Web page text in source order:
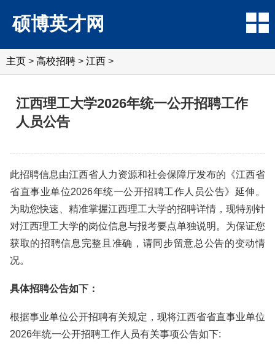
硕博英才网
主页 > 高校招聘 > 江西 >
江西理工大学2026年统一公开招聘工作
人员公告
此招聘信息由江西省人力资源和社会保障厅发布的《江西省
省直事业单位2026年统一公开招聘工作人员公告》延伸。
为助您快速、精准掌握江西理工大学的招聘详情，现特别针
对江西理工大学的岗位信息与报考要点单独说明。为保证您
获取的招聘信息完整且准确，请同步留意总公告的变动情
况。
具体招聘公告如下：
根据事业单位公开招聘有关规定，现将江西省省直事业单位
2026年统一公开招聘工作人员有关事项公告如下: